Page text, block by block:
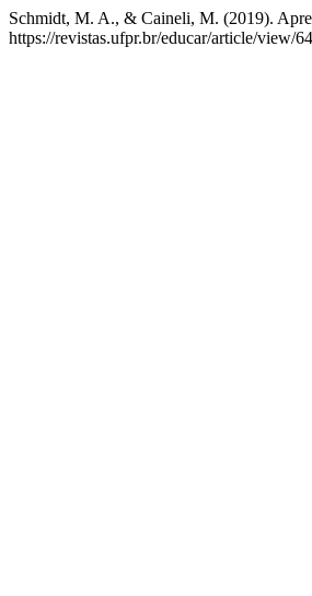
Schmidt, M. A., & Caineli, M. (2019).
https://revistas.ufpr.br/educar/article/view/